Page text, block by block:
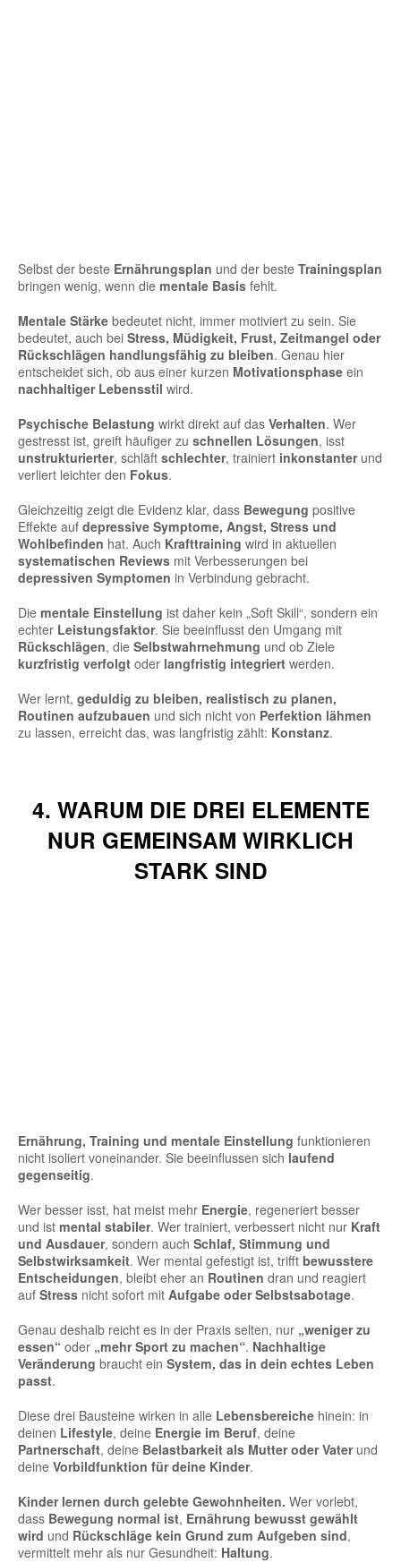
Selbst der beste Ernährungsplan und der beste Trainingsplan
bringen wenig, wenn die mentale Basis fehlt.
Mentale Stärke bedeutet nicht, immer motiviert zu sein. Sie
bedeutet, auch bei Stress, Müdigkeit, Frust, Zeitmangel oder
Rückschlägen handlungsfähig zu bleiben. Genau hier
entscheidet sich, ob aus einer kurzen Motivationsphase ein
nachhaltiger Lebensstil wird.
Psychische Belastung wirkt direkt auf das Verhalten. Wer
gestresst ist, greift häufiger zu schnellen Lösungen, isst
unstrukturierter, schläft schlechter, trainiert inkonstanterund
verliert leichter den Fokus.
Gleichzeitig zeigt die Evidenz klar, dass Bewegung positive
Effekte auf depressive Symptome, Angst, Stress und
Wohlbefinden hat. Auch Krafttraining wird in aktuellen
systematischen Reviews mit Verbesserungen bei
depressiven Symptomen in Verbindung gebracht.
Die mentale Einstellung ist daher kein „Soft Skill“, sondern ein
echter Leistungsfaktor. Sie beeinflusst den Umgang mit
Rückschlägen, die Selbstwahrnehmung und ob Ziele
kurzfristig verfolgt oder langfristig integriert werden.
Wer lernt, geduldig zu bleiben, realistisch zu planen,
Routinen aufzubauen und sich nicht von Perfektion lähmen
zu lassen, erreicht das, was langfristig zählt: Konstanz.
4. WARUM DIE DREI ELEMENTE
NUR GEMEINSAM WIRKLICH
STARK SIND
Ernährung, Training und mentale Einstellung funktionieren
nicht isoliert voneinander. Sie beeinflussen sich laufend
gegenseitig.
Wer besser isst, hat meist mehr Energie, regeneriert besser
und ist mental stabiler. Wer trainiert, verbessert nicht nur Kraft
und Ausdauer, sondern auch Schlaf, Stimmung und
Selbstwirksamkeit. Wer mental gefestigt ist, trifft bewusstere
Entscheidungen, bleibt eher an Routinen dran und reagiert
auf Stress nicht sofort mit Aufgabe oder Selbstsabotage.
Genau deshalb reicht es in der Praxis selten, nur „weniger zu
essen“ oder „mehr Sport zu machen“. Nachhaltige
Veränderung braucht ein System, das in dein echtes Leben
passt.
Diese drei Bausteine wirken in alle Lebensbereiche hinein: in
deinen Lifestyle, deine Energie im Beruf, deine
Partnerschaft, deine Belastbarkeit als Mutter oder Vaterund
deine Vorbildfunktion für deine Kinder.
Kinder lernen durch gelebte Gewohnheiten. Wer vorlebt,
dass Bewegung normal ist, Ernährung bewusst gewählt
wird und Rückschläge kein Grund zum Aufgeben sind,
vermittelt mehr als nur Gesundheit: Haltung.